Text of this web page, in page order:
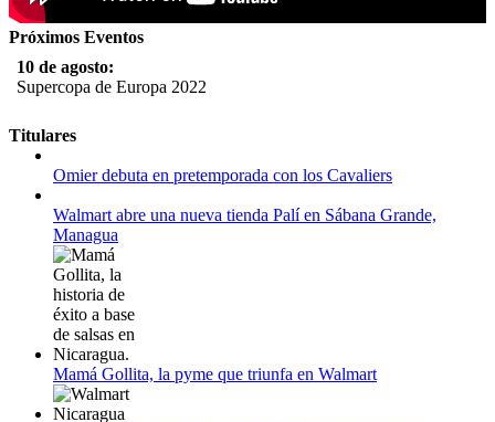
Próximos Eventos
10 de agosto:
Supercopa de Europa 2022
11 al 21 de agosto:
Campeonato Europeo de Natación 2022
12 de agosto:
Empieza La Liga 2022-2023
Titulares
Omier debuta en pretemporada con los Cavaliers
Walmart abre una nueva tienda Palí en Sábana Grande,
Managua
Mamá Gollita, la pyme que triunfa en Walmart